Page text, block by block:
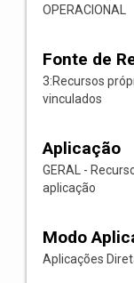
OPERACIONAL
Fonte de
3:Recursos
vinculados
Aplicação
GERAL -
aplicação
Modo
Aplicações